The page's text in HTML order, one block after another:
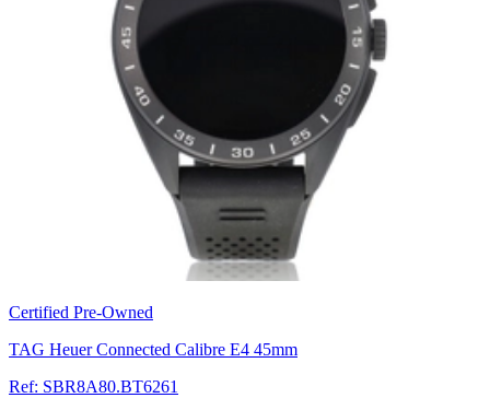
Certified Pre-Owned
TAG Heuer Connected Calibre E4 45mm
Ref: SBR8A80.BT6261